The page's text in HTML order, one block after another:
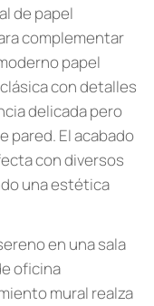
de papel
complementar
papel
con detalles
delicada pero
pared. El acabado
con diversos
una estética
en una sala
oficina
mural realza